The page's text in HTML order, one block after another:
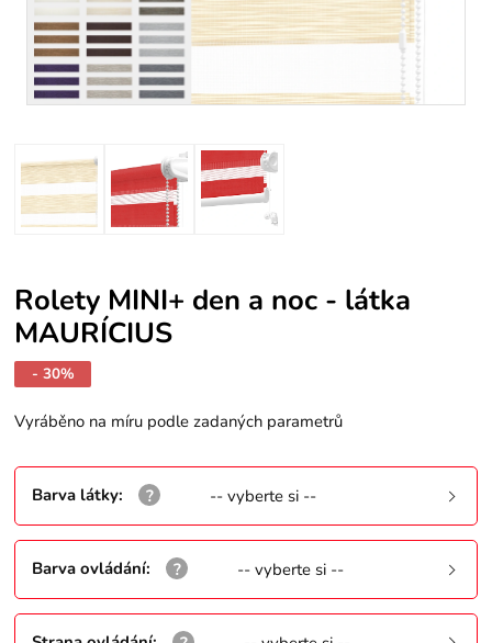
Rolety MINI+ den a noc - látka
MAURÍCIUS
- 30%
Vyráběno na míru podle zadaných parametrů
Barva látky: -- vyberte si --
Barva ovládání: -- vyberte si --